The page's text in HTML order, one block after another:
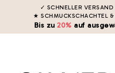
✓ SCHNELLER
★ SCHMUCKSCHACHTEL &
Bis zu20% auf